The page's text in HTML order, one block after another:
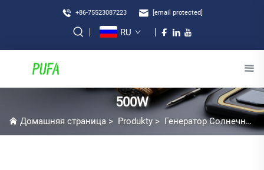
+86-75523087223 [email protected]
RU
500W
Домашняя страница > Produkty > Генератор Солнечной Энергии